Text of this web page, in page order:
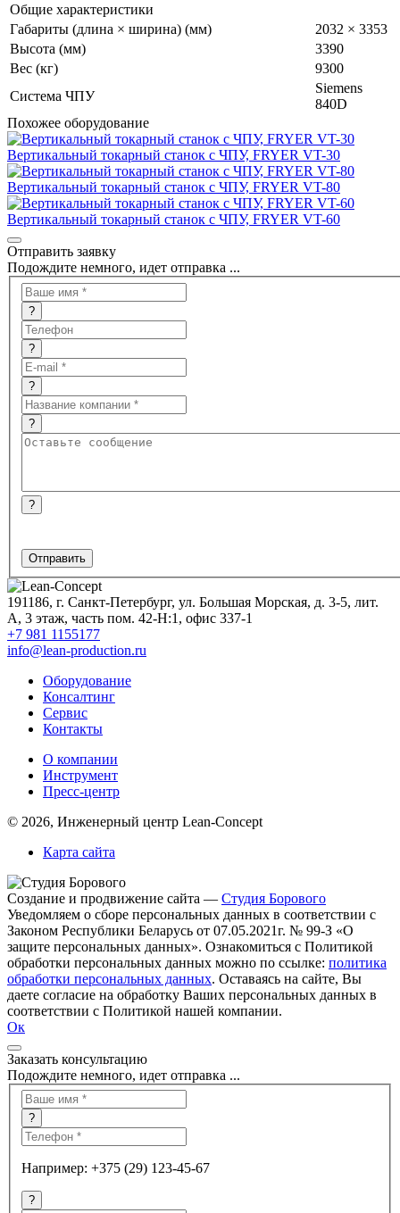
Общие характеристики
Габариты (длина × ширина) (мм)
2032 × 3353
Высота (мм)
3390
Вес (кг)
9300
Система ЧПУ
Siemens
840D
Похожее оборудование
Вертикальный токарный станок с ЧПУ, FRYER VT-30
Вертикальный токарный станок с ЧПУ, FRYER VT-80
Вертикальный токарный станок с ЧПУ, FRYER VT-60
Отправить заявку
Подождите немного, идет отправка ...
?
?
?
?
?
191186, г. Санкт-Петербург, ул. Большая Морская, д. 3-5, лит.
А, 3 этаж, часть пом. 42-Н:1, офис 337-1
+7 981 1155177
info@lean-production.ru
Оборудование
Консалтинг
Сервис
Контакты
O компании
Инструмент
Пресс-центр
© 2026, Инженерный центр Lean-Concept
Карта сайта
Создание и продвижение сайта — Студия Борового
Уведомляем о сборе персональных данных в соответствии с
Законом Республики Беларусь от 07.05.2021г. № 99-З «О
защите персональных данных». Ознакомиться с Политикой
обработки персональных данных можно по ссылке: политика
обработки персональных данных. Оставаясь на сайте, Вы
даете согласие на обработку Ваших персональных данных в
соответствии с Политикой нашей компании.
Ок
Заказать консультацию
Подождите немного, идет отправка ...
?
Например: +375 (29) 123-45-67
?